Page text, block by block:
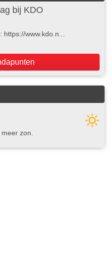
bij KDO
www.kdo.n...
zon